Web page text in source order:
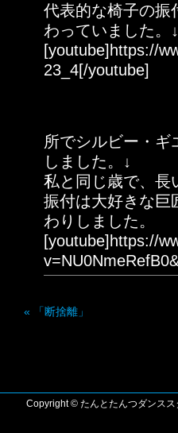
代表的な椅子の振
わっていました。↓
[youtube]https://
23_4[/youtube]
所でシルビー・ギ
しました。↓
私と同じ歳で、長
振付は大好きな巨
わりしました。
[youtube]https://
« 「断捨離」
Copyright © たんとたんつダンスス